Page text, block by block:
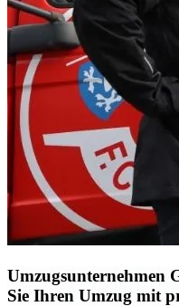
Umzugsunternehmen
Sie Ihren Umzug mit